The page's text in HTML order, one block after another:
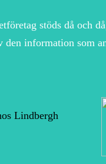
stöds då och
den information som
Lindbergh